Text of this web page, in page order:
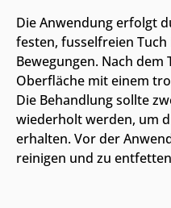
Die Anwendung erfolgt
festen, fusselfreien
Bewegungen. Nach
Oberfläche mit einem
Die Behandlung sollte
wiederholt werden, um
erhalten. Vor der
reinigen und zu